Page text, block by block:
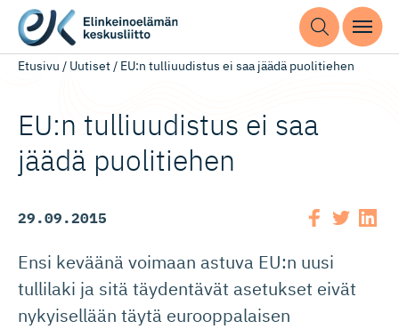
Etusivu / Uutiset/ EU:n tulliuudistus ei saa jäädä puolitiehen
EU:n tulliuudistus ei saa
jäädä puolitiehen
29.09.2015
Ensi keväänä voimaan astuva EU:n uusi
tullilaki ja sitä täydentävät asetukset eivät
nykyisellään täytä eurooppalaisen